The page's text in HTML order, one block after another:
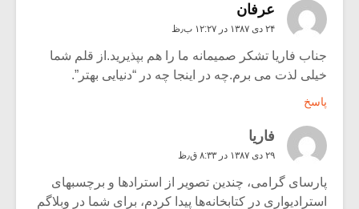
عرفان
۲۴ دی ۱۳۸۷ در ۱۲:۲۷ ب٫ظ
جناب فاریا تشکر صمیمانه ما را هم بپذیرید.از قلم شما
خیلی لذت می برم.چه در اینجا چه در “دنیایی بهتر”.
پاسخ
فاریا
۲۹ دی ۱۳۸۷ در ۸:۳۳ ق٫ظ
پارسای گرامی، چندین تصویر از استرادها و برچسبهای
استرادیواری در کتابخانه‌ها پیدا کردم، برای شما در وبلاگم